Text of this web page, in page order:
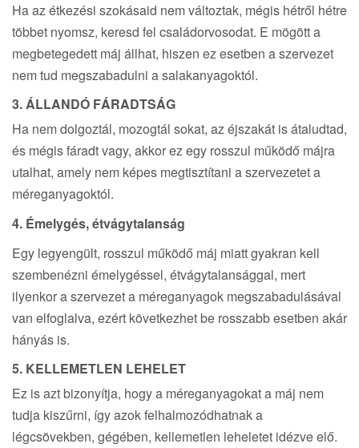
Ha az étkezési szokásaid nem változtak, mégis hétről hétre
többet nyomsz, keresd fel családorvosodat. E mögött a
megbetegedett máj állhat, hiszen ez esetben a szervezet
nem tud megszabadulni a salakanyagoktól.
3. ÁLLANDÓ FÁRADTSÁG
Ha nem dolgoztál, mozogtál sokat, az éjszakát is átaludtad,
és mégis fáradt vagy, akkor ez egy rosszul működő májra
utalhat, amely nem képes megtisztítani a szervezetet a
méreganyagoktól.
4. Émelygés, étvágytalanság
Egy legyengült, rosszul működő máj miatt gyakran kell
szembenézni émelygéssel, étvágytalansággal, mert
ilyenkor a szervezet a méreganyagok megszabadulásával
van elfoglalva, ezért következhet be rosszabb esetben akár
hányás is.
5. KELLEMETLEN LEHELET
Ez is azt bizonyítja, hogy a méreganyagokat a máj nem
tudja kiszűrni, így azok felhalmozódhatnak a
légcsövekben, gégében, kellemetlen leheletet idézve elő.